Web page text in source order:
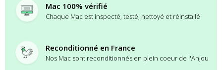
Mac 100% vérifié
Chaque Mac est inspecté, testé, nettoyé et réinstallé
Reconditionné en France
Nos Mac sont reconditionnés en plein coeur de l'Anjou